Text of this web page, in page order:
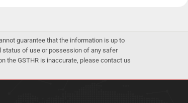
guarantee that the information is up to
status of use or possession of any safer
the GSTHR is inaccurate, please contact us